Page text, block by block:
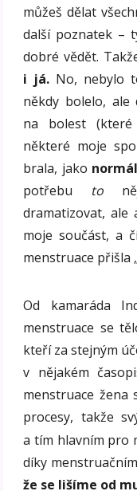
můžeš dělat
další poznatek –
dobré vědět.
i já. No, nebylo
někdy bolelo,
na bolest (které
některé moje
brala, jako
potřebu to
dramatizovat,
moje součást, a
menstruace přišla
Od kamaráda
menstruace se
kteří za stejným
v nějakém
menstruace
procesy, takže
a tím hlavním pro
díky
že se lišíme od